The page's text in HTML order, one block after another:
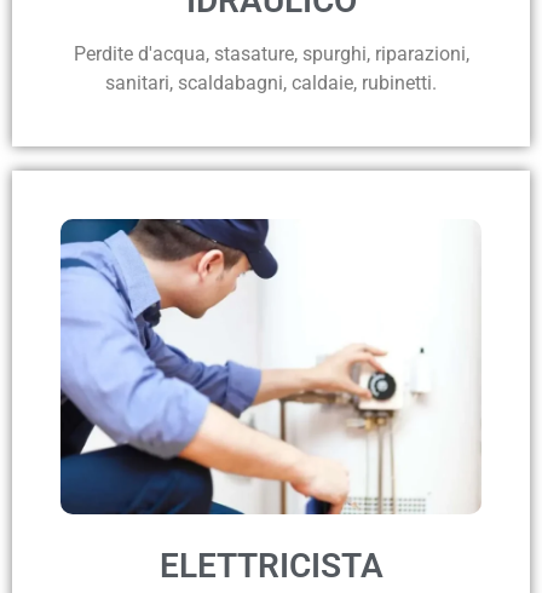
Perdite d'acqua, stasature, spurghi, riparazioni,
sanitari, scaldabagni, caldaie, rubinetti.
ELETTRICISTA